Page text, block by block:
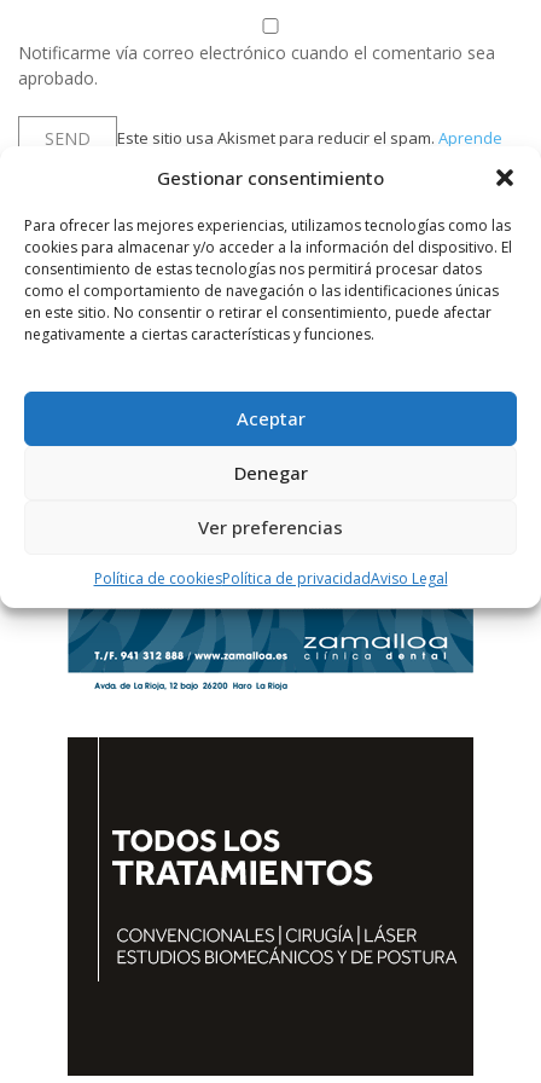
Gestionar consentimiento
Para ofrecer las mejores experiencias, utilizamos tecnologías como las
cookies para almacenar y/o acceder a la información del dispositivo. El
consentimiento de estas tecnologías nos permitirá procesar datos
como el comportamiento de navegación o las identificaciones únicas
en este sitio. No consentir o retirar el consentimiento, puede afectar
negativamente a ciertas características y funciones.
Aceptar
Denegar
Ver preferencias
Política de cookiesPolítica de privacidadAviso Legal
Notificarme vía correo electrónico cuando el comentario sea
aprobado.
Este sitio usa Akismet para reducir el spam. Aprende
PUBLICIDAD